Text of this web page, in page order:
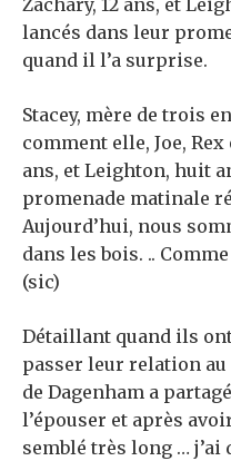
Zachary, 12 ans, et
lancés dans leur
quand il l’a surprise.
Stacey, mère de trois
comment elle, Joe,
ans, et Leighton, huit
promenade matinale
Aujourd’hui, nous
dans les bois. ..
(sic)
Détaillant quand ils
passer leur relation
de Dagenham a
l’épouser et après
semblé très long …